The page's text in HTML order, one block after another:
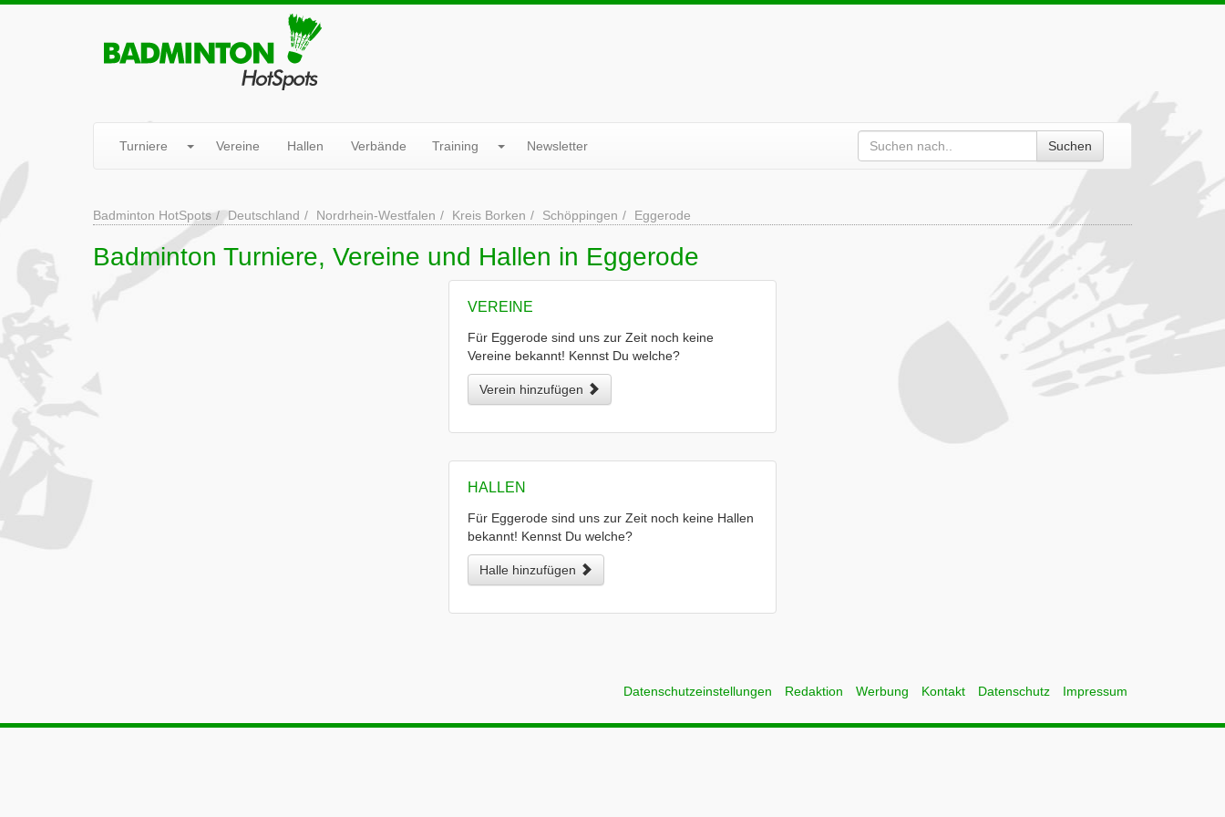
Turniere Vereine Hallen Verbände Training Newsletter Suchen
Badminton HotSpots Deutschland Nordrhein-Westfalen Kreis Borken Schöppingen Eggerode
Badminton Turniere, Vereine und Hallen in Eggerode
VEREINE
Für Eggerode sind uns zur Zeit noch keine
Vereine bekannt! Kennst Du welche?
Verein hinzufügen
HALLEN
Für Eggerode sind uns zur Zeit noch keine Hallen
bekannt! Kennst Du welche?
Halle hinzufügen
Datenschutzeinstellungen Redaktion Werbung Kontakt Datenschutz Impressum